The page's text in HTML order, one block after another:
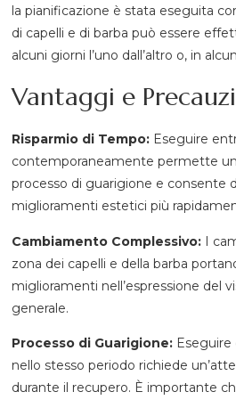
la pianificazione è stata eseguita
di capelli e di barba può essere
alcuni giorni l’uno dall’altro o, in
Vantaggi e
Risparmio di Tempo: Eseguire
contemporaneamente permette
processo di guarigione e consente
miglioramenti estetici più
Cambiamento Complessivo: I
zona dei capelli e della barba
miglioramenti nell’espressione del
generale.
Processo di Guarigione:
nello stesso periodo richiede
durante il recupero. È importante